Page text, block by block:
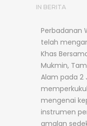
IN BERITA
Perbadanan
telah
Khas
Mukmin,
Alam pada 2
mengenai
instrumen
amalan